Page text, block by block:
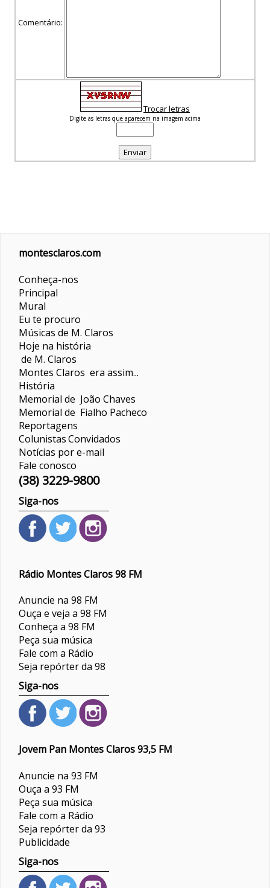
Comentário:
Trocar letras
Digite as letras que aparecem na imagem acima
montesclaros.com
Conheça-nos
Principal
Mural
Eu te procuro
Músicas de M. Claros
Hoje na história
de M. Claros
Montes Claros era assim...
História
Memorial de João Chaves
Memorial de Fialho Pacheco
Reportagens
ColunistasConvidados
Notícias por e-mail
Fale conosco
(38) 3229-9800
Siga-nos
Rádio Montes Claros 98 FM
Anuncie na 98 FM
Ouça e veja a 98 FM
Conheça a 98 FM
Peça sua música
Fale com a Rádio
Seja repórter da 98
Siga-nos
Jovem Pan Montes Claros 93,5 FM
Anuncie na 93 FM
Ouça a 93 FM
Peça sua música
Fale com a Rádio
Seja repórter da 93
Publicidade
Siga-nos